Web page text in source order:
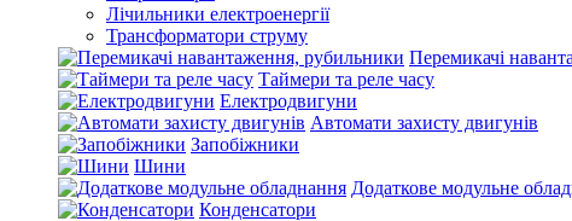
Лічильники електроенергії
Трансформатори струму
Перемикачі
Таймери та реле часу
Електродвигуни
Автомати захисту двигунів
Запобіжники
Шини
Додаткове модульне
Конденсатори